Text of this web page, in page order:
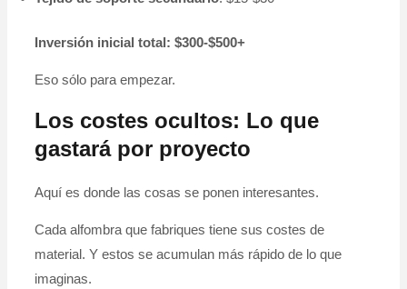
Inversión inicial total: $300-$500+
Eso sólo para empezar.
Los costes ocultos: Lo que
gastará por proyecto
Aquí es donde las cosas se ponen interesantes.
Cada alfombra que fabriques tiene sus costes de
material. Y estos se acumulan más rápido de lo que
imaginas.